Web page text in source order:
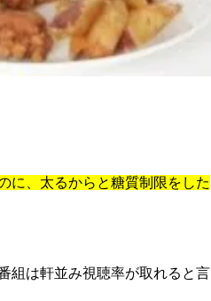
に、太るからと糖質制限をした
組は軒並み視聴率が取れると言